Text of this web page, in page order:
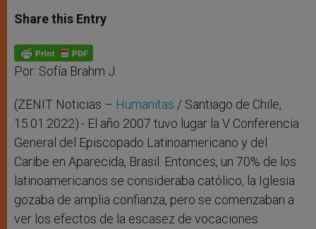
t
s
p
p
s
e
g
e
r
e
b
o
k
Share this Entry
Por: Sofía Brahm J.
(ZENIT Noticias – Humanitas / Santiago de Chile,
15.01.2022).- El año 2007 tuvo lugar la V Conferencia
General del Episcopado Latinoamericano y del
Caribe en Aparecida, Brasil. Entonces, un 70% de los
latinoamericanos se consideraba católico, la Iglesia
gozaba de amplia confianza, pero se comenzaban a
ver los efectos de la escasez de vocaciones